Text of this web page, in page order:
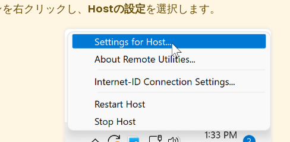
右クリックし、 Hostの設定を選択します。